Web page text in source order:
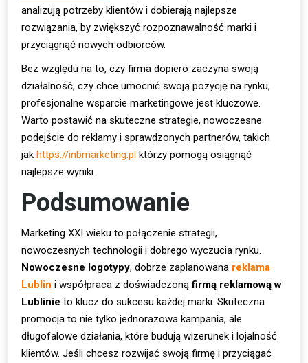
analizują potrzeby klientów i dobierają najlepsze
rozwiązania, by zwiększyć rozpoznawalność marki i
przyciągnąć nowych odbiorców.
Bez względu na to, czy firma dopiero zaczyna swoją
działalność, czy chce umocnić swoją pozycję na rynku,
profesjonalne wsparcie marketingowe jest kluczowe.
Warto postawić na skuteczne strategie, nowoczesne
podejście do reklamy i sprawdzonych partnerów, takich
jakhttps://inbmarketing.pl którzy pomogą osiągnąć
najlepsze wyniki.
Podsumowanie
Marketing XXI wieku to połączenie strategii,
nowoczesnych technologii i dobrego wyczucia rynku.
Nowoczesne logotypy, dobrze zaplanowana reklama
Lublin i współpraca z doświadczonąfirmą reklamową w
Lublinie to klucz do sukcesu każdej marki. Skuteczna
promocja to nie tylko jednorazowa kampania, ale
długofalowe działania, które budują wizerunek i lojalność
klientów. Jeśli chcesz rozwijać swoją firmę i przyciągać